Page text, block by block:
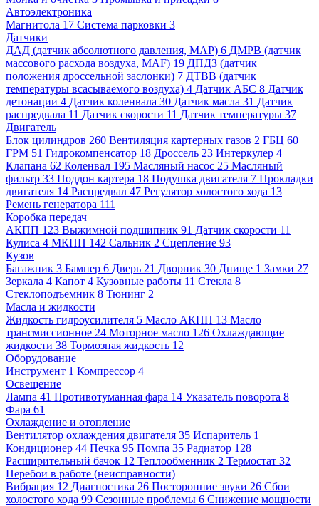
Автоэлектроника
Магнитола 17 Система парковки 3
Датчики
ДАД (датчик абсолютного давления, MAP) 6 ДМРВ (датчик
массового расхода воздуха, MAF) 19 ДПДЗ (датчик
положения дроссельной заслонки) 7 ДТВВ (датчик
температуры всасываемого воздуха) 4 Датчик АБС 8 Датчик
детонации 4 Датчик коленвала 30 Датчик масла 31 Датчик
распредвала 11 Датчик скорости 11 Датчик температуры 37
Двигатель
Блок цилиндров 260 Вентиляция картерных газов 2 ГБЦ 60
ГРМ 51 Гидрокомпенсатор 18 Дроссель 23 Интеркулер 4
Клапана 62 Коленвал 195 Масляный насос 25 Масляный
фильтр 33 Поддон картера 18 Подушка двигателя 7 Прокладки
двигателя 14 Распредвал 47 Регулятор холостого хода 13
Ремень генератора 111
Коробка передач
АКПП 123 Выжимной подшипник 91 Датчик скорости 11
Кулиса 4 МКПП 142 Сальник 2 Сцепление 93
Кузов
Багажник 3 Бампер 6 Дверь 21 Дворник 30 Днище 1 Замки 27
Зеркала 4 Капот 4 Кузовные работы 11 Стекла 8
Стеклоподъемник 8 Тюнинг 2
Масла и жидкости
Жидкость гидроусилителя 5 Масло АКПП 13 Масло
трансмиссионное 24 Моторное масло 126 Охлаждающие
жидкости 38 Тормозная жидкость 12
Оборудование
Инструмент 1 Компрессор 4
Освещение
Лампа 41 Противотуманная фара 14 Указатель поворота 8
Фара 61
Охлаждение и отопление
Вентилятор охлаждения двигателя 35 Испаритель 1
Кондиционер 44 Печка 95 Помпа 35 Радиатор 128
Расширительный бачок 12 Теплообменник 2 Термостат 32
Перебои в работе (неисправности)
Вибрация 12 Диагностика 26 Посторонние звуки 26 Сбои
холостого хода 99 Сезонные проблемы 6 Снижение мощности